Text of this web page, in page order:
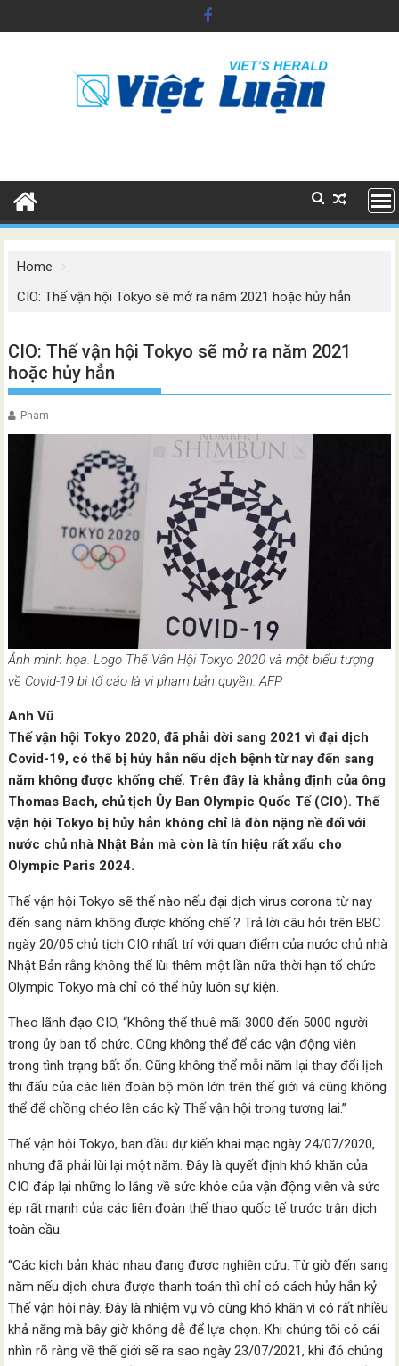
to
Home
CIO: Thế vận hội Tokyo sẽ mở ra năm 2021 hoặc hủy hẳn
CIO: Thế vận hội Tokyo sẽ mở ra năm 2021
hoặc hủy hẳn
Pham
Ảnh minh họa. Logo Thế Vân Hội Tokyo 2020 và một biểu tượng
về Covid-19 bị tố cáo là vi phạm bản quyền. AFP
Anh Vũ
Thế vận hội Tokyo 2020, đã phải dời sang 2021 vì đại dịch
Covid-19, có thể bị hủy hẳn nếu dịch bệnh từ nay đến sang
năm không được khống chế. Trên đây là khẳng định của ông
Thomas Bach, chủ tịch Ủy Ban Olympic Quốc Tế (CIO). Thế
vận hội Tokyo bị hủy hẳn không chỉ là đòn nặng nề đối với
nước chủ nhà Nhật Bản mà còn là tín hiệu rất xấu cho
Olympic Paris 2024.
Thế vận hội Tokyo sẽ thế nào nếu đại dịch virus corona từ nay
đến sang năm không được khống chế ? Trả lời câu hỏi trên BBC
ngày 20/05 chủ tịch CIO nhất trí với quan điểm của nước chủ nhà
Nhật Bản rằng không thể lùi thêm một lần nữa thời hạn tổ chức
Olympic Tokyo mà chỉ có thể hủy luôn sự kiện.
Theo lãnh đạo CIO, “Không thể thuê mãi 3000 đến 5000 người
trong ủy ban tổ chức. Cũng không thể để các vận động viên
trong tình trạng bất ổn. Cũng không thể mỗi năm lại thay đổi lịch
thi đấu của các liên đoàn bộ môn lớn trên thế giới và cũng không
thể để chồng chéo lên các kỳ Thế vận hội trong tương lai.”
Thế vận hội Tokyo, ban đầu dự kiến khai mạc ngày 24/07/2020,
nhưng đã phải lùi lại một năm. Đây là quyết định khó khăn của
CIO đáp lại những lo lắng về sức khỏe của vận động viên và sức
ép rất mạnh của các liên đoàn thế thao quốc tế trước trận dịch
toàn cầu.
“Các kịch bản khác nhau đang được nghiên cứu. Từ giờ đến sang
năm nếu dịch chưa được thanh toán thì chỉ có cách hủy hẳn kỷ
Thế vận hội này. Đây là nhiệm vụ vô cùng khó khăn vì có rất nhiều
khả năng mà bây giờ không dễ để lựa chọn. Khi chúng tôi có cái
nhìn rõ ràng về thế giới sẽ ra sao ngày 23/07/2021, khi đó chúng